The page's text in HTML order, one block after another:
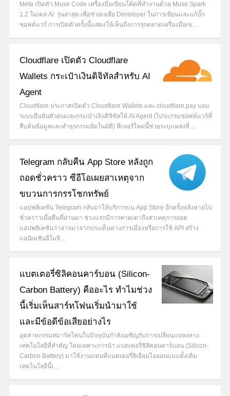
Meta เปิดตัว Muse Code เครื่องมือเขียนโค้ดที่ทำงานด้วย Muse Spark
1.2 โมเดล AI รุ่นล่าสุด เพื่อช่วยเหลือ Developer ในการเขียนและแก้บั๊ก
ซอฟต์แวร์ การเปิดตัวครั้งนี้แสดงให้เห็นถึงการรุกตลาดเครื่องมือเข…
Cloudflare เปิดตัว Cloudflare
Wallets กระเป๋าเงินดิจิทัลสำหรับ AI
Agent
Cloudflare ประกาศเปิดตัว Cloudflare Wallets และ cloudflare.pay มอบ
ระบบยืนยันตัวตนและกระเป๋าเงินดิจิทัลให้ AI Agent (โปรแกรมซอฟต์แวร์ที่
สืบค้นข้อมูลและทำธุรกรรมอัตโนมัติ) ฟีเจอร์ใหม่นี้ช่วยระบุแหล่งที่…
Telegram กลับคืน App Store หลังถูก
ถอดชั่วคราว ซีอีโอเผยสาเหตุจาก
ขบวนการกรรโชกทรัพย์
แอปพลิเคชัน Telegram กลับมาให้บริการบน App Store อีกครั้งหลังหายไป
ชั่วคราวเมื่อคืนที่ผ่านมา ช่วงแรกมีการคาดเดาถึงสาเหตุการถอด
แอปพลิเคชันว่าอาจมาจากประเด็นทางการเมืองหรือการใช้ API สร้าง
แอนิเมชันอีโมจิ…
แบตเตอรี่ซิลิคอนคาร์บอน (Silicon-
Carbon Battery) คืออะไร ทำไมช่วง
นี้เริ่มเห็นสาร์ทโฟนเริ่มนำมาใช้
และมีข้อดีข้อเสียอย่างไร
อุตสาหกรรมสมาร์ทโฟนในปัจจุบันกำลังเผชิญกับการเปลี่ยนแปลงทาง
เทคโนโลยีที่สำคัญ โดยเฉพาะการนำ แบตเตอรี่ซิลิคอนคาร์บอน (Silicon-
Carbon Battery) มาใช้งานแทนที่แบตเตอรี่ลิเธียมไอออนแบบดั้งเดิม
เทคโนโลยีนี้เ…